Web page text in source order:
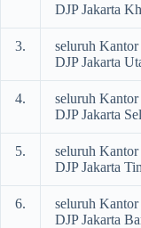
DJP Jakarta
3.
seluruh
DJP Jakarta
4.
seluruh
DJP Jakarta
5.
seluruh
DJP Jakarta
6.
seluruh
DJP Jakarta